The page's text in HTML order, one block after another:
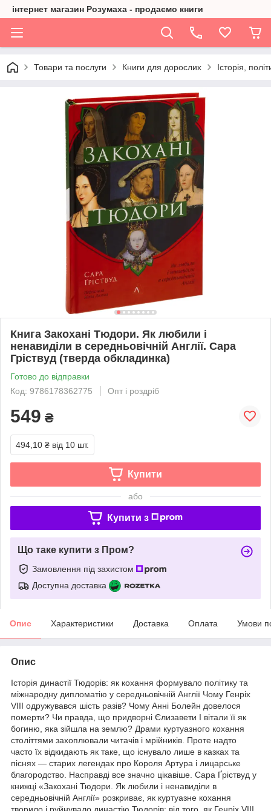
інтернет магазин Розумаха - продаємо книги
Товари та послуги Книги для дорослих Історія,
Книга Закохані Тюдори. Як любили і
ненавиділи в середньовічній Англії. Сара
Гріствуд (тверда обкладинка)
Готово до відправки
Код: 9786178362775
Опт і роздріб
549 ₴
494,10 ₴ від 10 шт.
Купити
або
Купити з
Що таке купити з Пром?
Замовлення під захистом
Доступна доставка
Опис Характеристики Доставка Оплата Умови
Опис
Історія династії Тюдорів: як кохання формувало політику та
міжнародну дипломатію у середньовічній Англії Чому Генріх
VIII одружувався шість разів? Чому Анні Болейн довелося
померти? Чи правда, що придворні Єлизавети І вітали її як
богиню, яка зійшла на землю? Драми куртуазного кохання
століттями захоплювали читачів і мрійників. Проте надто
часто їх відкидають як таке, що існувало лише в казках та
піснях — старих легендах про Короля Артура і лицарське
благородство. Насправді все значно цікавіше. Сара Ґріствуд у
книжці «Закохані Тюдори. Як любили і ненавиділи в
середньовічній Англії» розкриває, як куртуазне кохання
творило і руйнувало династію Тюдорів: від того, як Генріх VIII